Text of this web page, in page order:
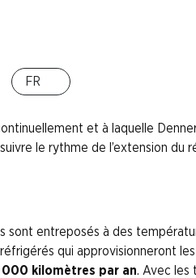
FR
son
et à laquelle
le rythme de l’extension
sont entreposés à des
qui approvisionneront les
000 kilomètres par an. Avec les